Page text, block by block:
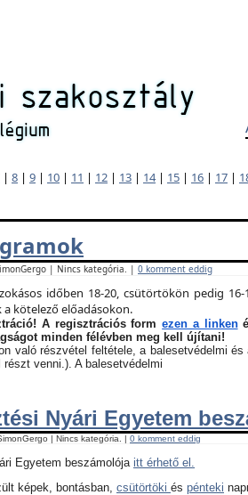
| 8 | 9 | 10 | 11 | 12 | 13 | 14| 15 | 16 | 17 |
| Nincs kategória. | 0 komment eddig
időben 18-20, csütörtökön pedig
kötelező előadásokon.
A regisztrációs formezen a linken
minden félévben meg kell újítani!
való részvétel feltétele, a balesetvédelmi
venni.). A balesetvédelmi
Nyári Egyetem
| Nincs kategória. | 0 komment eddig
Egyetem beszámolója itt érhető el.
képek, bontásban, csütörtöki és pénteki